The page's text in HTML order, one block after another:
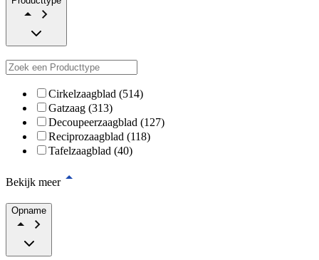
Cirkelzaagblad (514)
Gatzaag (313)
Decoupeerzaagblad (127)
Reciprozaagblad (118)
Tafelzaagblad (40)
Bekijk meer
Opname